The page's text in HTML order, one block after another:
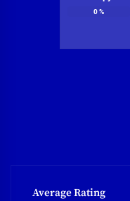
0%
Average Rating